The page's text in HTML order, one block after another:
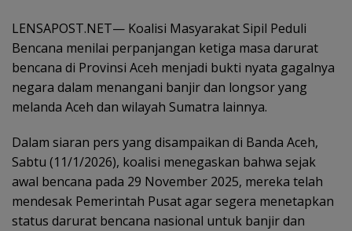
LENSAPOST.NET— Koalisi Masyarakat Sipil Peduli
Bencana menilai perpanjangan ketiga masa darurat
bencana di Provinsi Aceh menjadi bukti nyata gagalnya
negara dalam menangani banjir dan longsor yang
melanda Aceh dan wilayah Sumatra lainnya.
Dalam siaran pers yang disampaikan di Banda Aceh,
Sabtu (11/1/2026), koalisi menegaskan bahwa sejak
awal bencana pada 29 November 2025, mereka telah
mendesak Pemerintah Pusat agar segera menetapkan
status darurat bencana nasional untuk banjir dan